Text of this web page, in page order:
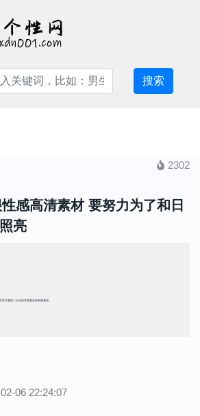
搜索
2302
感高清素材 要努力为了和日
亮
可爱的二次元的背景图赶快收藏着吧。
06 22:24:07